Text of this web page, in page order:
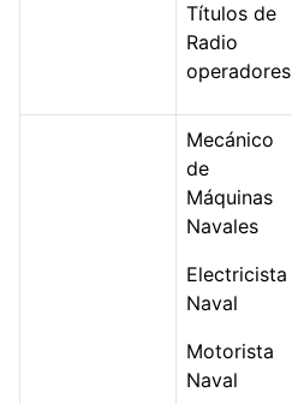
Títulos de
Radio
operadores
Mecánico
de
Máquinas
Navales
Electricista
Naval
Motorista
Naval